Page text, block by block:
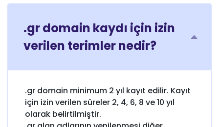
.gr domain kaydı için izin
verilen terimler nedir?
.gr domain minimum 2 yıl kayıt edilir. Kayıt
için izin verilen süreler 2, 4, 6, 8 ve 10 yıl
olarak belirtilmiştir.